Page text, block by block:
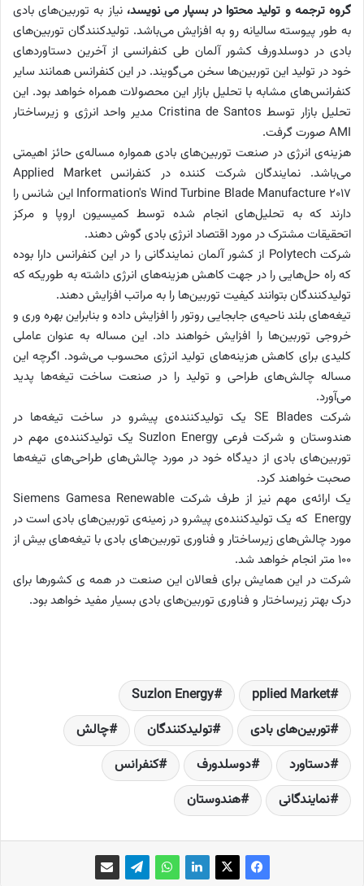
گروه ترجمه و تولید محتوا در بسپار می نویسد،نیاز به توربین‌های بادی
به طور پیوسته سالیانه رو به افزایش می‌باشد. تولیدکنندگان توربین‌های
بادی در دوسلدورف کشور آلمان طی کنفرانسی از آخرین دستاوردهای
خود در تولید این توربین‌ها سخن می‌گویند. در این کنفرانس همانند سایر
کنفرانس‌های مشابه با تحلیل بازار این محصولات همراه خواهد بود. این
تحلیل بازار توسط Cristina de Santos مدیر واحد انرژی و زیرساختار
AMI صورت گرفت.
هزینه‌ی انرژی در صنعت توربین‌های بادی همواره مساله‌ی حائز اهیمتی
می‌باشد. نمایندگان شرکت کننده در کنفرانس Applied Market
Information's Wind Turbine Blade Manufacture 2017 این شانس را
دارند که به تحلیل‌های انجام شده توسط کمیسیون اروپا و مرکز
اتحقیقات مشترک در مورد اقتصاد انرژی بادی گوش دهند.
شرکت Polytech از کشور آلمان نمایندگانی را در این کنفرانس دارا بوده
که راه حل‌هایی را در جهت کاهش هزینه‌های انرژی داشته به طوریکه که
تولیدکنندگان بتوانند کیفیت توربین‌ها را به مراتب افزایش دهند.
تیغه‌های بلند ناحیه‌ی جابجایی روتور را افزایش داده و بنابراین بهره وری و
خروجی توربین‌ها را افزایش خواهند داد. این مساله به عنوان عاملی
کلیدی برای کاهش هزینه‌های تولید انرژی محسوب می‌شود. اگرچه این
مساله چالش‌های طراحی و تولید را در صنعت ساخت تیغه‌ها پدید
می‌آورد.
شرکت SE Blades یک تولیدکننده‌ی پیشرو در ساخت تیغه‌ها در
هندوستان و شرکت فرعی Suzlon Energy یک تولیدکننده‌ی مهم در
توربین‌های بادی از دیدگاه خود در مورد چالش‌های طراحی‌های تیغه‌ها
صحبت خواهند کرد.
یک ارائه‌ی مهم نیز از طرف شرکت Siemens Gamesa Renewable
Energy که یک تولیدکننده‌ی پیشرو در زمینه‌ی توربین‌های بادی است در
مورد چالش‌های زیرساختار و فناوری توربین‌های بادی با تیغه‌های بیش از
100 متر انجام خواهد شد.
شرکت در این همایش برای فعالان این صنعت در همه ی کشورها برای
درک بهتر زیرساختار و فناوری توربین‌های بادی بسیار مفید خواهد بود.
pplied Market
Suzlon Energy
توربین‌های بادی
تولیدکنندگان
چالش
دستاورد
دوسلدورف
کنفرانس
نمایندگانی
هندوستان